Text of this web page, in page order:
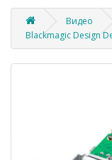
Видео
Blackmagic Design